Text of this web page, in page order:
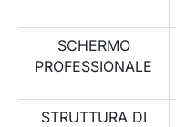
SCHERMO
PROFESSIONALE
STRUTTURA DI